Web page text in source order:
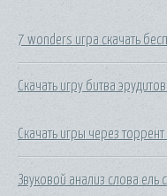
7 wonders игра скачать
Скачать игру битва
Скачать игры через торрент
Звуковой анализ слова ель